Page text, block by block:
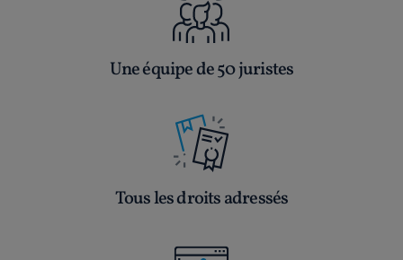
Une équipe de 50 juristes
Tous les droits adressés